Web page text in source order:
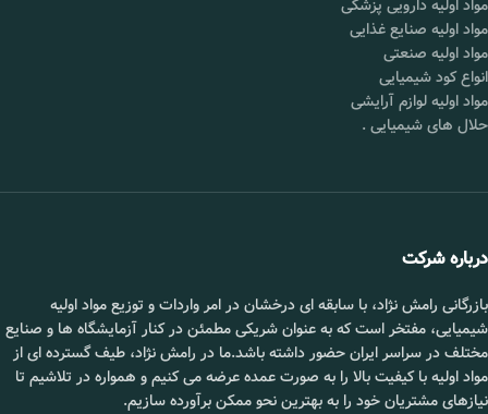
مواد اولیه دارویی پزشکی
مواد اولیه صنایع غذایی
مواد اولیه صنعتی
انواع کود شیمیایی
مواد اولیه لوازم آرایشی
حلال های شیمیایی .
درباره شرکت
بازرگانی رامش نژاد، با سابقه ای درخشان در امر واردات و توزیع مواد اولیه
شیمیایی، مفتخر است که به عنوان شریکی مطمئن در کنار آزمایشگاه ها و صنایع
مختلف در سراسر ایران حضور داشته باشد.ما در رامش نژاد، طیف گسترده ای از
مواد اولیه با کیفیت بالا را به صورت عمده عرضه می کنیم و همواره در تلاشیم تا
نیازهای مشتریان خود را به بهترین نحو ممکن برآورده سازیم.